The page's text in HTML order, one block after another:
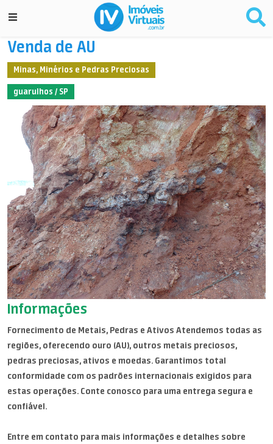
Venda de AU
Minas, Minérios e Pedras Preciosas
guarulhos / SP
Informações
Fornecimento de Metais, Pedras e Ativos Atendemos todas as
regiões, oferecendo ouro (AU), outros metais preciosos,
pedras preciosas, ativos e moedas. Garantimos total
conformidade com os padrões internacionais exigidos para
estas operações. Conte conosco para uma entrega segura e
confiável.
Entre em contato para mais informações e detalhes sobre